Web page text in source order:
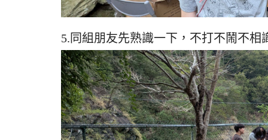
5.同組朋友先熟識一下，不打不鬧不相